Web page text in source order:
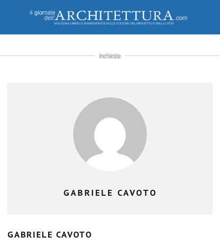
GABRIELE CAVOTO
GABRIELE CAVOTO